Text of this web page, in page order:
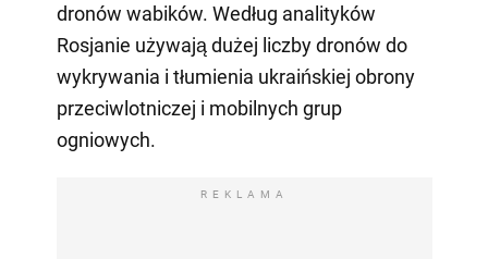
dronów wabików. Według analityków
Rosjanie używają dużej liczby dronów do
wykrywania i tłumienia ukraińskiej obrony
przeciwlotniczej i mobilnych grup
ogniowych.
REKLAMA